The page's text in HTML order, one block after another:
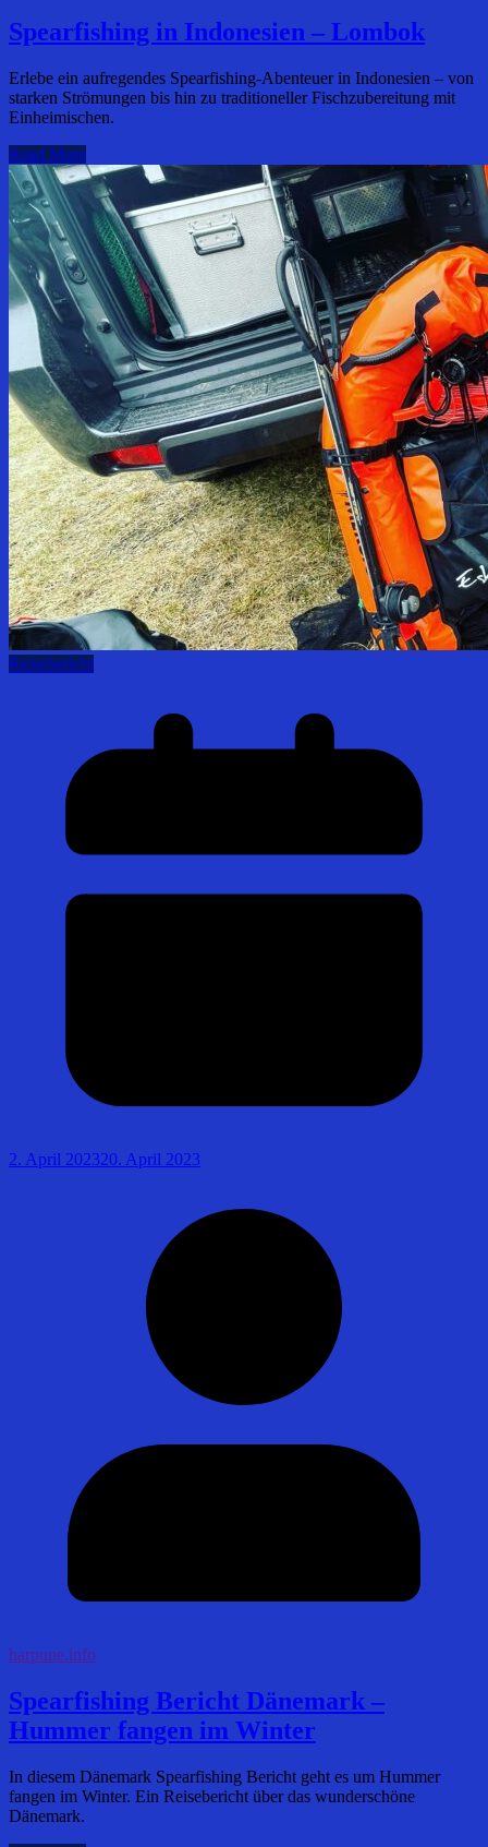
Spearfishing in Indonesien – Lombok
Erlebe ein aufregendes Spearfishing-Abenteuer in Indonesien – von
starken Strömungen bis hin zu traditioneller Fischzubereitung mit
Einheimischen.
Read More
Reisebericht
2. April 202320. April 2023
harpune.info
Spearfishing Bericht Dänemark –
Hummer fangen im Winter
In diesem Dänemark Spearfishing Bericht geht es um Hummer
fangen im Winter. Ein Reisebericht über das wunderschöne
Dänemark.